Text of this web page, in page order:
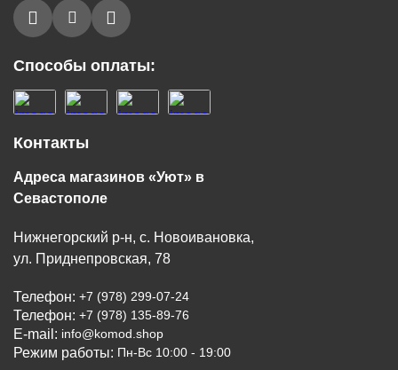
Способы оплаты:
Контакты
Адреса магазинов «Уют» в
Севастополе
Нижнегорский р-н, с. Новоивановка,
ул. Приднепровская, 78
Телефон: +7 (978) 299-07-24
Телефон: +7 (978) 135-89-76
E-mail: info@komod.shop
Режим работы: Пн-Вс 10:00 - 19:00